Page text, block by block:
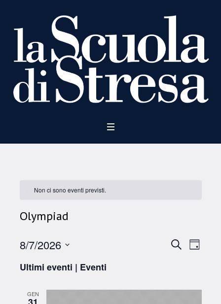
Non ci sono eventi previsti.
Olympiad
Eventi
e
Cerca Giorno
8/7/2026
la
Ultimi eventi | Eventi
GEN